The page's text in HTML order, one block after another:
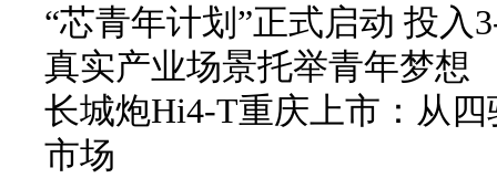
“芯青年计划”正式启动 投入
真实产业场景托举青年梦想
长城炮Hi4-T重庆上市：从
市场